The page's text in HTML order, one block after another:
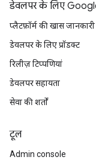
डेवलपर के लिए
प्लैटफ़ॉर्म की खास जानकारी
डेवलपर के लिए प्रॉडक्ट
रिलीज़ टिप्पणियां
डेवलपर सहायता
सेवा की शर्तों
टूल
Admin console